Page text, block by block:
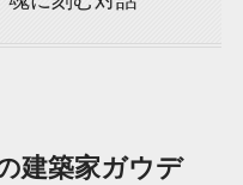
建築家ガウデ